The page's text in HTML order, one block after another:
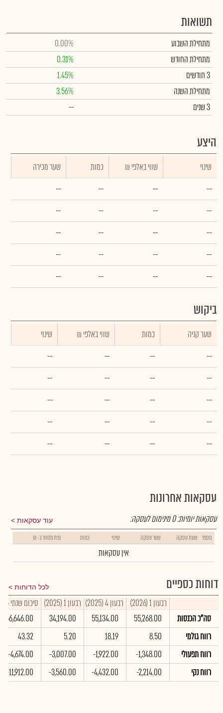
תשואות
מתחילת השבוע
0.00%
מתחילת החודש
0.31%
3 חודשים
1.45%
מתחילת השנה
3.56%
3 שנים
--
היצע
שינוי ₪ שווי באלפי כמות
שער מכירה
--
--
--
--
--
--
--
--
--
--
--
--
--
--
--
--
--
--
--
--
ביקוש
שער קניה כמות ₪ שווי באלפי
שינוי
--
--
--
--
--
--
--
--
--
--
--
--
--
--
--
--
--
--
--
--
עסקאות אחרונות
עוד עסקאות עסקאות יומיות:0מינימום לעסקה:
מספר שעת עסקה שער עסקה שינוי כמות נפח מסחר ב- ₪
אין עסקאות
דוחות כספיים לכל הדוחות
רבעון 1 (2026) רבעון 4 (2025) רבעון 1 (2025)
סיכום שנתי 2025
סה"כ הכנסות
55,268.00
55,134.00
34,194.00
166,646.00
רווח גולמי
8.50
18.19
5.20
43.32
רווח תפעולי
-1,348.00
-1,922.00
-3,007.00
-4,674.00
רווח נקי
-2,214.00
-4,432.00
-3,560.00
-11,912.00